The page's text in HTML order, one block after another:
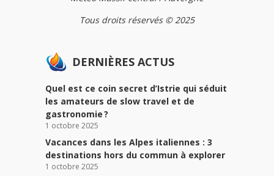
Tous droits réservés © 2025
DERNIÈRES ACTUS
Quel est ce coin secret d’Istrie qui séduit
les amateurs de slow travel et de
gastronomie ?
1 octobre 2025
Vacances dans les Alpes italiennes : 3
destinations hors du commun à explorer
1 octobre 2025